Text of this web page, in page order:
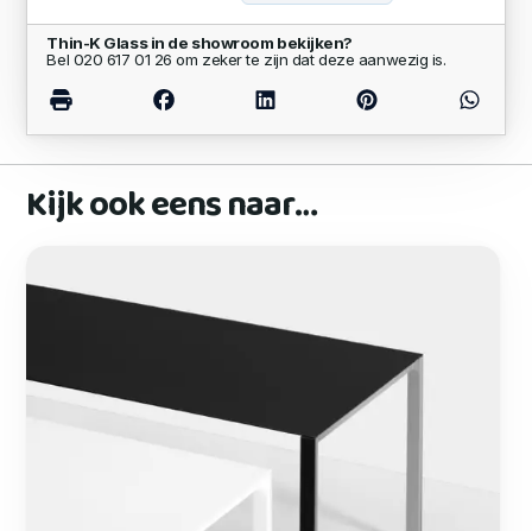
Thin-K Glass in de showroom bekijken?
Bel 020 617 01 26 om zeker te zijn dat deze aanwezig is.
Kijk ook eens naar…